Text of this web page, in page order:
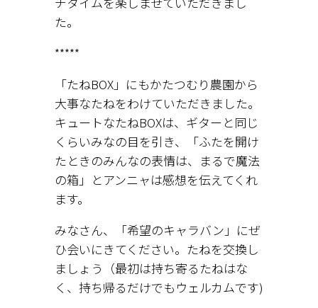
た。
*****
「たねBOX」にもかたつむり農園から
大事なたねをわけていただきました。
キュートなたねBOXは、ギターと同じ
くらいみなの目を引き、「ふたを開け
たときのみんなの表情は、まるで魔法
の箱」とアンニャは感想を伝えてくれ
ます。
みなさん、「希望のキャラバン」にぜ
ひ会いにきてください。たねを交換し
ましょう（最初は持ち寄るたねはな
く、持ち帰るだけでもウェルカムです)